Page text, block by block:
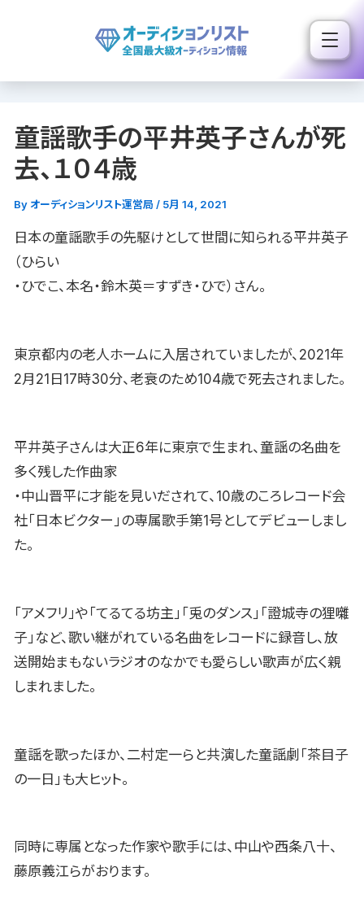
ス
童謡歌手の平井英子さんが死
去、１０４歳
By オーディションリスト運営局 / 5月 14, 2021
日本の童謡歌手の先駆けとして世間に知られる平井英子
（ひらい
・ひでこ、本名・鈴木英＝すずき・ひで）さん。
東京都内の老人ホームに入居されていましたが、2021年
2月21日17時30分、老衰のため104歳で死去されました。
平井英子さんは大正6年に東京で生まれ、童謡の名曲を
多く残した作曲家
・中山晋平に才能を見いだされて、10歳のころレコード会
社「日本ビクター」の専属歌手第1号としてデビューしまし
た。
「アメフリ」や「てるてる坊主」「兎のダンス」「證城寺の狸囃
子」など、歌い継がれている名曲をレコードに録音し、放
送開始まもないラジオのなかでも愛らしい歌声が広く親
しまれました。
童謡を歌ったほか、二村定一らと共演した童謡劇「茶目子
の一日」も大ヒット。
同時に専属となった作家や歌手には、中山や西条八十、
藤原義江らがおります。